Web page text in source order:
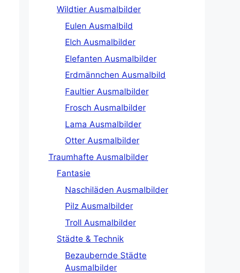
Wildtier Ausmalbilder
Eulen Ausmalbild
Elch Ausmalbilder
Elefanten Ausmalbilder
Erdmännchen Ausmalbild
Faultier Ausmalbilder
Frosch Ausmalbilder
Lama Ausmalbilder
Otter Ausmalbilder
Traumhafte Ausmalbilder
Fantasie
Naschiläden Ausmalbilder
Pilz Ausmalbilder
Troll Ausmalbilder
Städte & Technik
Bezaubernde Städte
Ausmalbilder